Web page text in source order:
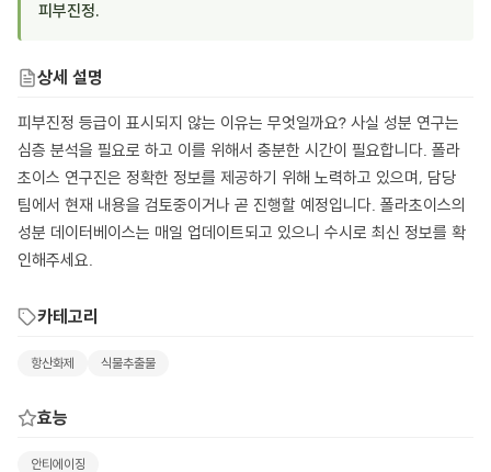
피부진정.
상세 설명
피부진정 등급이 표시되지 않는 이유는 무엇일까요? 사실 성분 연구는
심층 분석을 필요로 하고 이를 위해서 충분한 시간이 필요합니다. 폴라
초이스 연구진은 정확한 정보를 제공하기 위해 노력하고 있으며, 담당
팀에서 현재 내용을 검토중이거나 곧 진행할 예정입니다. 폴라초이스의
성분 데이터베이스는 매일 업데이트되고 있으니 수시로 최신 정보를 확
인해주세요.
카테고리
항산화제 식물추출물
효능
안티에이징